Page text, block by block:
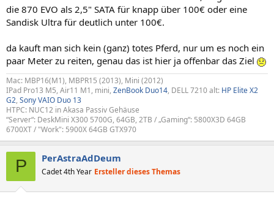
die 870 EVO als 2,5" SATA für knapp über 100€ oder eine
Sandisk Ultra für deutlich unter 100€.
da kauft man sich kein (ganz) totes Pferd, nur um es noch ein
paar Meter zu reiten, genau das ist hier ja offenbar das Ziel
Mac: MBP16(M1), MBPR15 (2013), Mini (2012)
IPad Pro13 M5, Air11 M1, mini, ZenBook Duo14, DELL 7210 alt: HP Elite X2
G2, Sony VAIO Duo 13
HTPC: NUC12 in Akasa Passiv Gehäuse
“Server“: DeskMini X300 5700G, 64GB, 2TB / „Gaming“: 5800X3D 64GB
6700XT / "Work": 5900X 64GB GTX970
P PerAstraAdDeum
Cadet 4th Year Ersteller dieses Themas